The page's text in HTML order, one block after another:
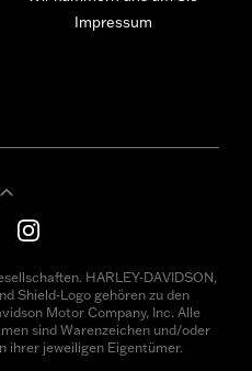
Impressum
HARLEY-DAVIDSON,
Shield-Logo gehören zu den
Motor Company, Inc. Alle
sind Warenzeichen und/oder
ihrer jeweiligen Eigentümer.